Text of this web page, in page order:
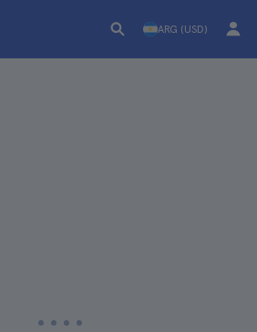
ARG (USD)